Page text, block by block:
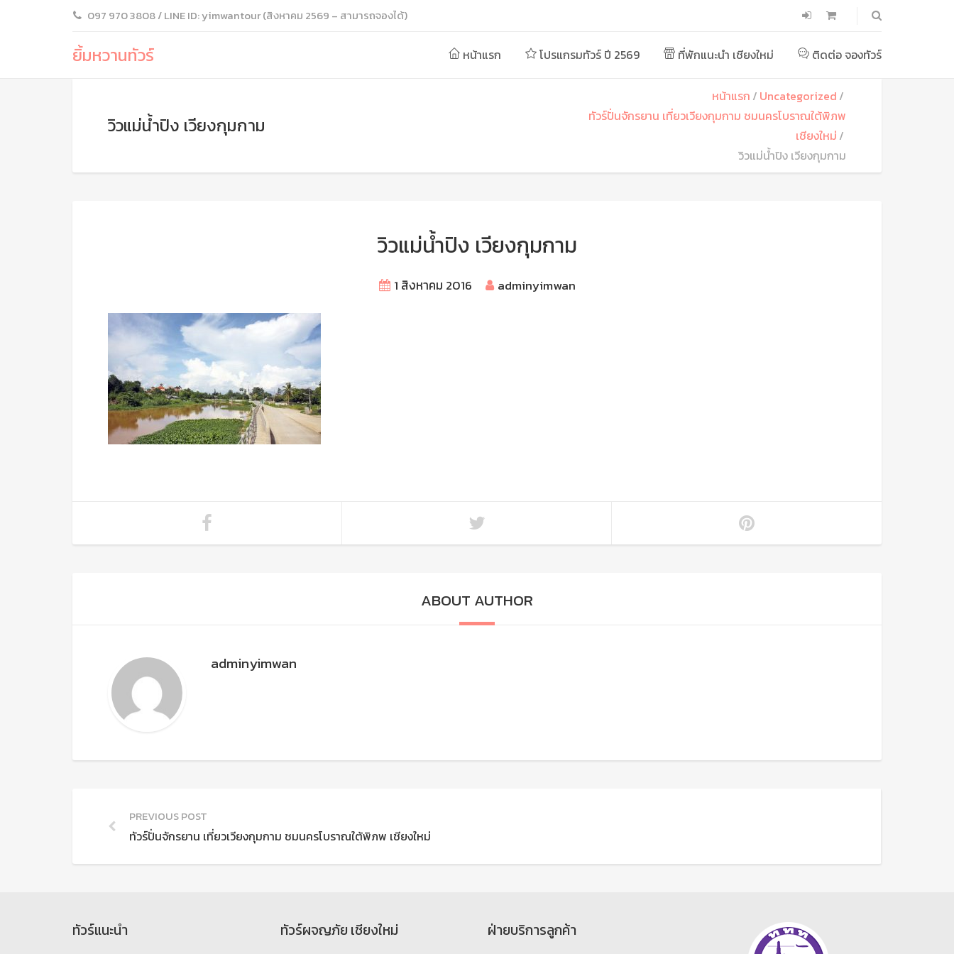
097 970 3808 / LINE ID: yimwantour (สิงหาคม 2569 – สามารถจองได้)
ยิ้มหวานทัวร์ หน้าแรก โปรแกรมทัวร์ ปี 2569 ที่พักแนะนำ เชียงใหม่ ติดต่อ จองทัวร์
วิวแม่น้ำปิง เวียงกุมกาม
หน้าแรก
Uncategorized
ทัวร์ปั่นจักรยาน เที่ยวเวียงกุมกาม ชมนครโบราณใต้พิภพ
เชียงใหม่
วิวแม่น้ำปิง เวียงกุมกาม
วิวแม่น้ำปิง เวียงกุมกาม
1 สิงหาคม 2016 adminyimwan
ABOUT AUTHOR
adminyimwan
PREVIOUS POST
ทัวร์ปั่นจักรยาน เที่ยวเวียงกุมกาม ชมนครโบราณใต้พิภพ เชียงใหม่
ทัวร์แนะนำ ทัวร์ผจญภัย เชียงใหม่ ฝ่ายบริการลูกค้า